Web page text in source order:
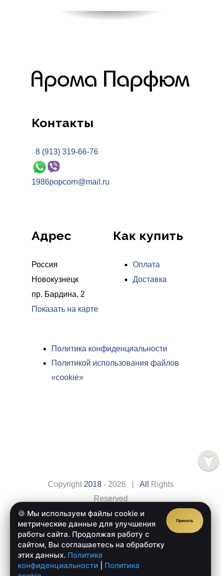
🍪 Мы используем файлы cookie и
метрические данные для улучшения
работы сайта. Продолжая работу с
сайтом, Вы соглашаетесь на обработку
этих данных. Политика
конфиденциальности
Политика
Принять
Контакты
8 (913) 319-66-76
1986popcorn@mail.ru
Адрес
Россия
Новокузнецк
пр. Бардина, 2
Показать на карте
Как купить
Оплата
Доставка
Политика конфиденциальности
Политикой использования файлов
«cookie»
Copyright2018- 2026 | All
Rights
Reserved
Сайт разработан компанией Веб-сайт.рус
Главная
Оплата
Доставка
Обратная Связь